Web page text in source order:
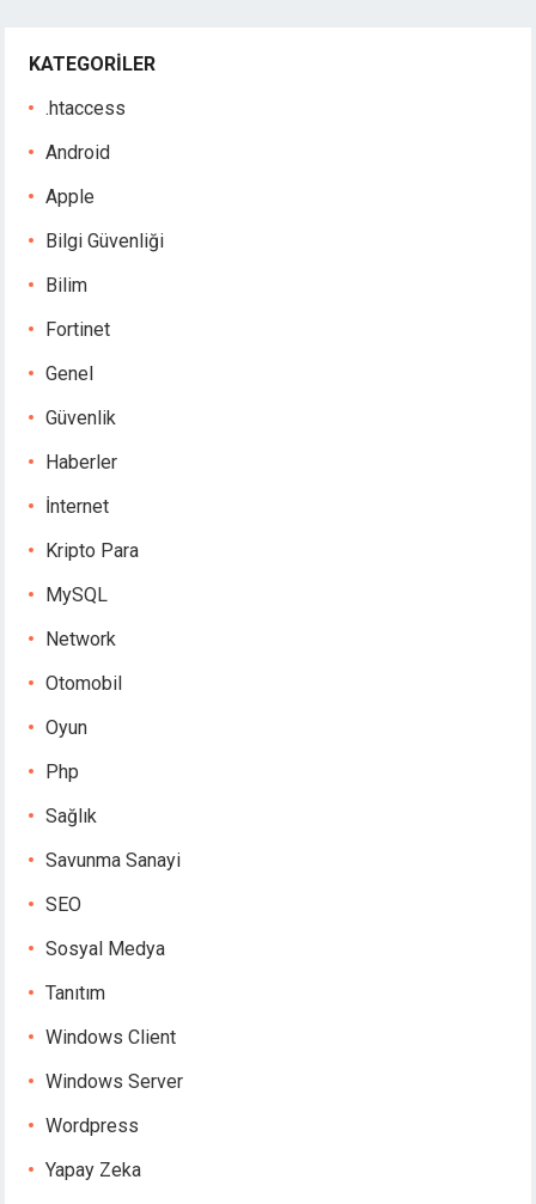
KATEGORILER
.htaccess
Android
Apple
Bilgi Güvenliği
Bilim
Fortinet
Genel
Güvenlik
Haberler
İnternet
Kripto Para
MySQL
Network
Otomobil
Oyun
Php
Sağlık
Savunma Sanayi
SEO
Sosyal Medya
Tanıtım
Windows Client
Windows Server
Wordpress
Yapay Zeka